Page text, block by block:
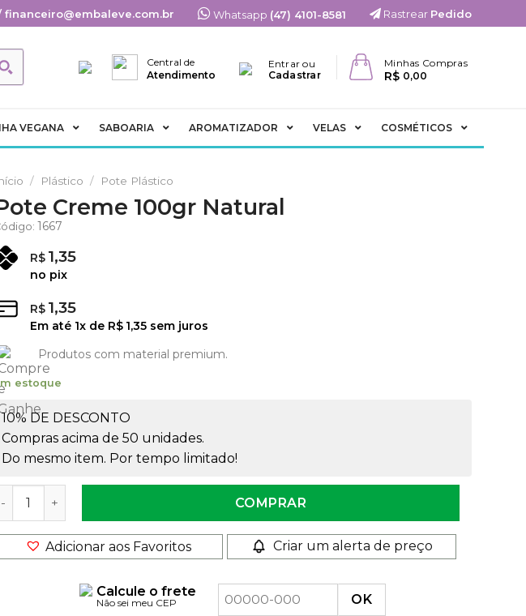
financeiro@embaleve.com.br Whatsapp (47) 4101-8581 Rastrear Pedido
Central de
Atendimento
Entrar ou
Cadastrar
Minhas Compras
R$ 0,00
VEGANA SABOARIA AROMATIZADOR VELAS COSMÉTICOS
/ Plástico / Pote Plástico
Creme 100gr Natural
1667
R$ 1,35
no pix
R$ 1,35
Em até 1x de R$ 1,35 sem juros
Produtos com material premium.
estoque
10% DE DESCONTO
Compras acima de 50 unidades.
Do mesmo item. Por tempo limitado!
COMPRAR
Adicionar aos Favoritos Criar um alerta de preço
Calcule o frete
Não sei meu CEP